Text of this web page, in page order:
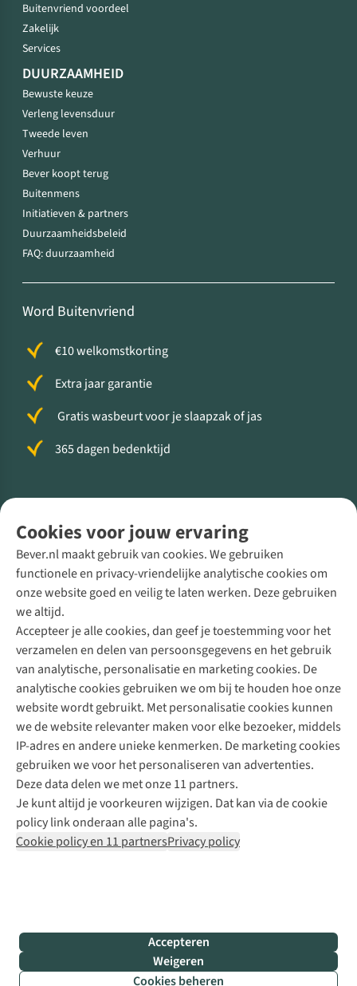
Cookies voor jouw ervaring
Bever.nl maakt gebruik van cookies. We gebruiken
functionele en privacy-vriendelijke analytische cookies om
onze website goed en veilig te laten werken. Deze gebruiken
we altijd.
Accepteer je alle cookies, dan geef je toestemming voor het
verzamelen en delen van persoonsgegevens en het gebruik
van analytische, personalisatie en marketing cookies. De
analytische cookies gebruiken we om bij te houden hoe onze
website wordt gebruikt. Met personalisatie cookies kunnen
we de website relevanter maken voor elke bezoeker, middels
IP-adres en andere unieke kenmerken. De marketing cookies
gebruiken we voor het personaliseren van advertenties.
Deze data delen we met onze 11 partners.
Je kunt altijd je voorkeuren wijzigen. Dat kan via de cookie
policy link onderaan alle pagina's.
Cookie policy en 11 partnersPrivacy policy
Accepteren
Weigeren
Cookies beheren
Buitenvriend voordeel
Zakelijk
Services
DUURZAAMHEID
Bewuste keuze
Verleng levensduur
Tweede leven
Verhuur
Bever koopt terug
Buitenmens
Initiatieven & partners
Duurzaamheidsbeleid
FAQ: duurzaamheid
Word Buitenvriend
€10 welkomstkorting
Extra jaar garantie
Gratis wasbeurt voor je slaapzak of jas
365 dagen bedenktijd
Direct advies van een Buitenexpert
+31 (0)85 888 50 88
+31 6 12 28 49 80
Contactformulier
Bever
B.V.